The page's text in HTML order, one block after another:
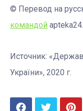
© Перевод на
командой
Источник:
України», 2020 г.